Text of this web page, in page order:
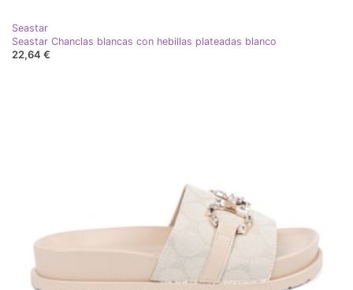
Seastar
Seastar Chanclas blancas con hebillas plateadas blanco
22,64 €